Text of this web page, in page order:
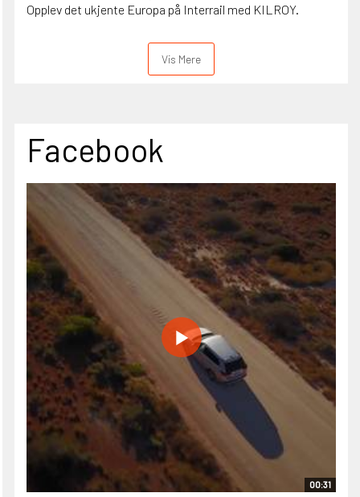
Opplev det ukjente Europa på Interrail med KILROY.
Vis Mere
Facebook
00:31